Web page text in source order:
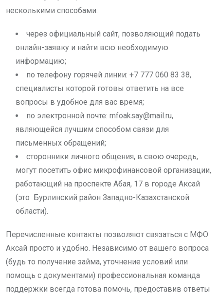
несколькими способами:
через официальный сайт, позволяющий подать
онлайн-заявку и найти всю необходимую
информацию;
по телефону горячей линии: +7 777 060 83 38,
специалисты которой готовы ответить на все
вопросы в удобное для вас время;
по электронной почте: mfoaksay@mail.ru,
являющейся лучшим способом связи для
письменных обращений;
сторонники личного общения, в свою очередь,
могут посетить офис микрофинансовой организации,
работающий на проспекте Абая, 17 в городе Аксай
(это Бурлинский район Западно-Казахстанской
области).
Перечисленные контакты позволяют связаться с МФО
Аксай просто и удобно. Независимо от вашего вопроса
(будь то получение займа, уточнение условий или
помощь с документами) профессиональная команда
поддержки всегда готова помочь, предоставив ответы